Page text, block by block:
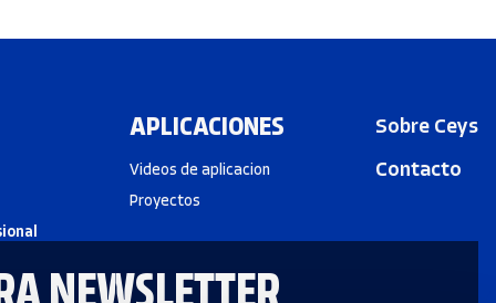
APLICACIONES
Videos de aplicacion
Proyectos
Sobre Ceys
Contacto